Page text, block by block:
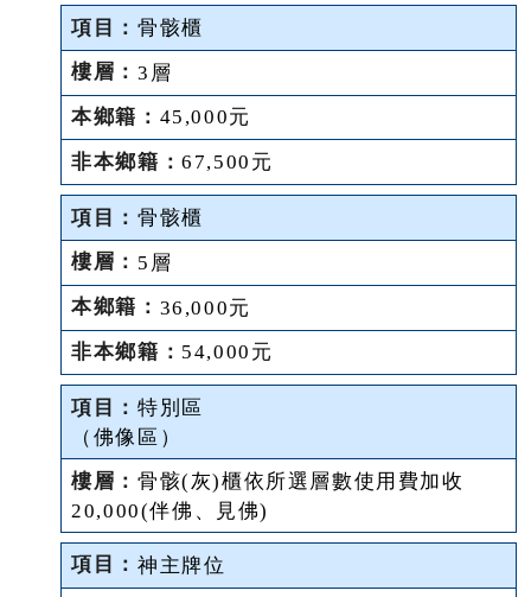
骨骸櫃
3層
45,000元
67,500元
骨骸櫃
5層
36,000元
54,000元
特別區
（佛像區）
骨骸(灰)櫃依所選層數使用費加收
20,000(伴佛、見佛)
神主牌位